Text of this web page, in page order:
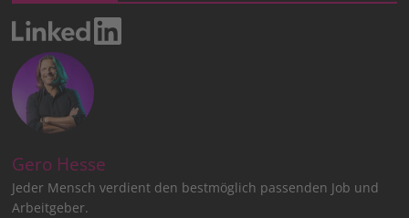
Gero Hesse
Jeder Mensch verdient den bestmöglich passenden Job und
Arbeitgeber.